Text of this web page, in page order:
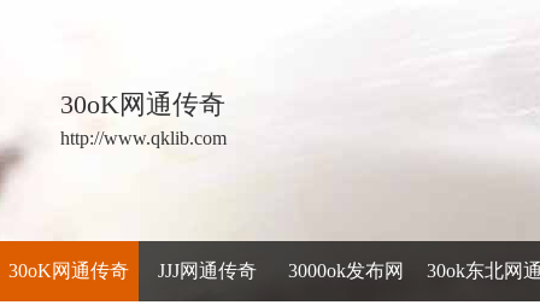
30oK网通传奇
http://www.qklib.com
30oK网通传奇 JJJ网通传奇 3000ok发布网 30ok东北网